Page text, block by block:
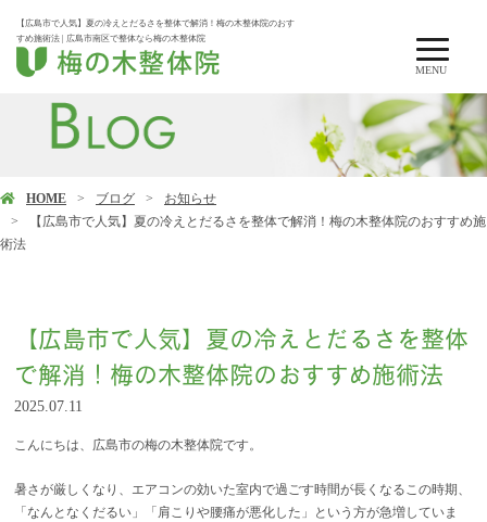
MENU
【広島市で人気】夏の冷えとだるさを整体で解消！梅の木整体院のおす
すめ施術法 | 広島市南区で整体なら梅の木整体院
HOME ブログ
お知らせ
【広島市で人気】夏の冷えとだるさを整体で解消！梅の木整体院のおすすめ施
術法
【広島市で人気】夏の冷えとだるさを整体
で解消！梅の木整体院のおすすめ施術法
2025.07.11
こんにちは、広島市の梅の木整体院です。
暑さが厳しくなり、エアコンの効いた室内で過ごす時間が長くなるこの時期、
「なんとなくだるい」「肩こりや腰痛が悪化した」という方が急増していま